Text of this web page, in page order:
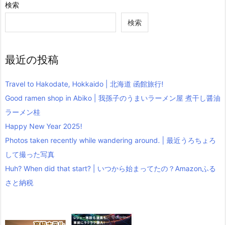
検索
検索
最近の投稿
Travel to Hakodate, Hokkaido | 北海道 函館旅行!
Good ramen shop in Abiko | 我孫子のうまいラーメン屋 煮干し醤油
ラーメン桂
Happy New Year 2025!
Photos taken recently while wandering around. | 最近うろちょろ
して撮った写真
Huh? When did that start? | いつから始まってたの？Amazonふる
さと納税